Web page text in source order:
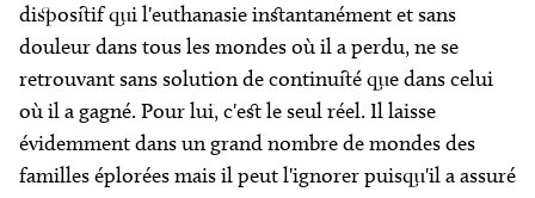
dispositif qui l'euthanasie instantanément et sans
douleur dans tous les mondes où il a perdu, ne se
retrouvant sans solution de continuité que dans celui
où il a gagné. Pour lui, c'est le seul réel. Il laisse
évidemment dans un grand nombre de mondes des
familles éplorées mais il peut l'ignorer puisqu'il a assuré